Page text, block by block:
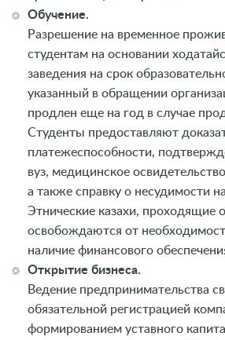
Обучение.
Разрешение на временное
студентам на основании
заведения на срок
указанный в обращении
продлен еще на год в случае
Студенты предоставляют
платежеспособности,
вуз, медицинское
а также справку о несудимости
Этнические казахи, проходящие
освобождаются от
наличие финансового
Открытие бизнеса.
Ведение предпринимательства
обязательной регистрацией
формированием уставного